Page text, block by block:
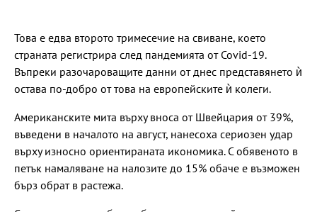
Това е едва второто тримесечие на свиване, което
страната регистрира след пандемията от Covid-19.
Въпреки разочароващите данни от днес представянето ѝ
остава по-добро от това на европейските ѝ колеги.
Американските мита върху вноса от Швейцария от 39%,
въведени в началото на август, нанесоха сериозен удар
върху износно ориентираната икономика. С обявеното в
петък намаляване на налозите до 15% обаче е възможен
бърз обрат в растежа.